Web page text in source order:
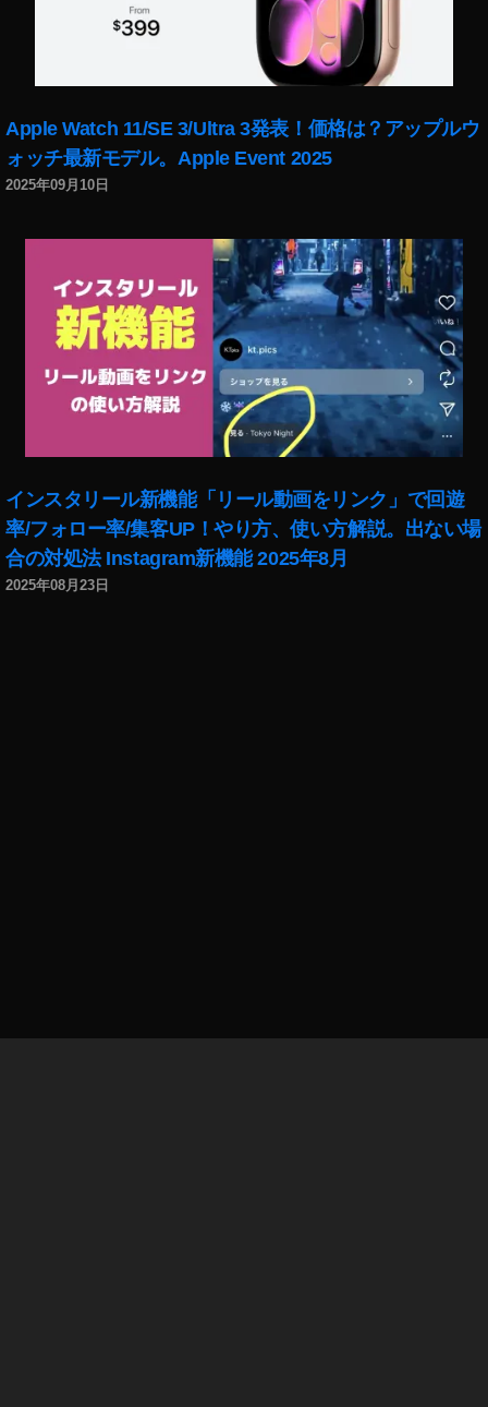
Apple Watch 11/SE 3/Ultra 3発表！価格は？アップルウ
ォッチ最新モデル。Apple Event 2025
2025年09月10日
インスタリール新機能「リール動画をリンク」で回遊
率/フォロー率/集客UP！やり方、使い方解説。出ない場
合の対処法 Instagram新機能 2025年8月
2025年08月23日